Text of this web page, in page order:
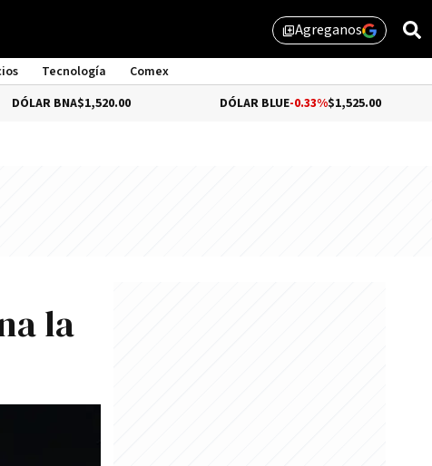
library_addAgreganos
Tecnología
Comex
BNA$1,520.00 DÓLAR BLUE-0.33%$1,525.00
la